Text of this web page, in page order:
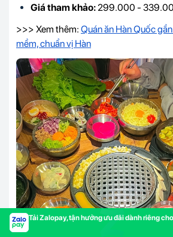
Tải Zalopay, tận hưởng ưu đãi dành riêng
Giá tham khảo: 299.000 -
>>> Xem thêm: Quán ăn Hàn Quốc
mềm, chuẩn vị Hàn